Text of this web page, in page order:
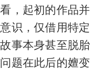
，起初的作品并
识，仅借用特定
事本身甚至脱胎
题在此后的嬗变